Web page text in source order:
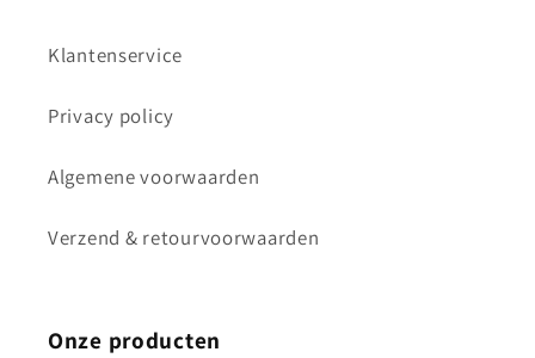
Klantenservice
Privacy policy
Algemene voorwaarden
Verzend & retourvoorwaarden
Onze producten